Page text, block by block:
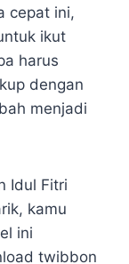
cepat ini,
ikut
harus
dengan
menjadi
Idul Fitri
kamu
ini
twibbon